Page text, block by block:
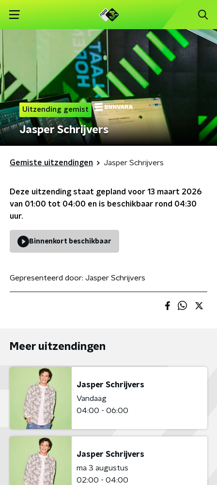
Uitzending gemist
Jasper Schrijvers
Gemiste uitzendingen Jasper Schrijvers
Deze uitzending staat gepland voor 13 maart 2026
van 01:00 tot 04:00 en is beschikbaar rond 04:30
uur.
Binnenkort beschikbaar
Gepresenteerd door: Jasper Schrijvers
Meer uitzendingen
Jasper Schrijvers
Vandaag
04:00 - 06:00
Jasper Schrijvers
ma 3 augustus
02:00 - 04:00